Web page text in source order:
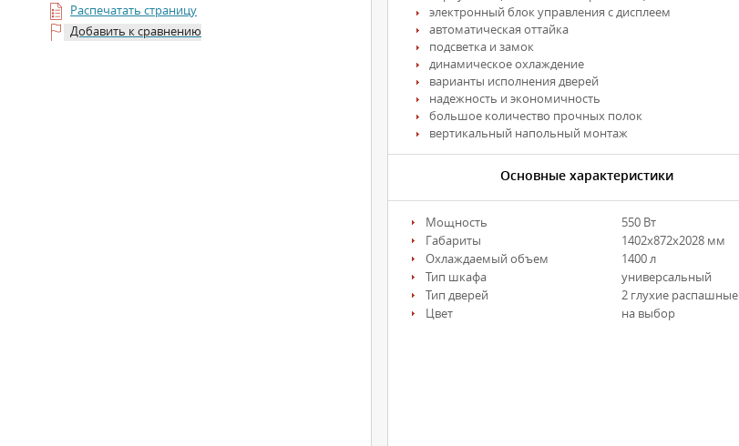
Распечатать страницу
Добавить к сравнению
электронный блок управления с дисплеем
автоматическая оттайка
подсветка и замок
динамическое охлаждение
варианты исполнения дверей
надежность и экономичность
большое количество прочных полок
вертикальный напольный монтаж
Основные характеристики
Мощность
550 Вт
Габариты
1402х872х2028 мм
Охлаждаемый объем
1400 л
Тип шкафа
универсальный
Тип дверей
2 глухие распашные
Цвет
на выбор